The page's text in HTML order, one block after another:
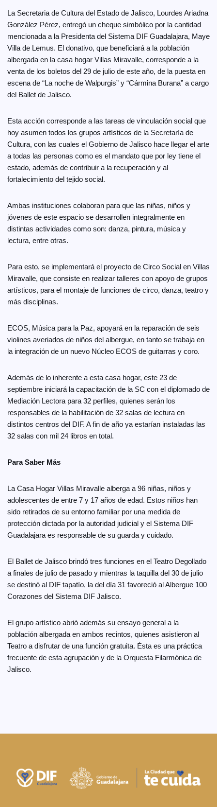
La Secretaria de Cultura del Estado de Jalisco, Lourdes Ariadna
González Pérez, entregó un cheque simbólico por la cantidad
mencionada a la Presidenta del Sistema DIF Guadalajara, Maye
Villa de Lemus. El donativo, que beneficiará a la población
albergada en la casa hogar Villas Miravalle, corresponde a la
venta de los boletos del 29 de julio de este año, de la puesta en
escena de “La noche de Walpurgis” y “Cármina Burana” a cargo
del Ballet de Jalisco.
Esta acción corresponde a las tareas de vinculación social que
hoy asumen todos los grupos artísticos de la Secretaría de
Cultura, con las cuales el Gobierno de Jalisco hace llegar el arte
a todas las personas como es el mandato que por ley tiene el
estado, además de contribuir a la recuperación y al
fortalecimiento del tejido social.
Ambas instituciones colaboran para que las niñas, niños y
jóvenes de este espacio se desarrollen integralmente en
distintas actividades como son: danza, pintura, música y
lectura, entre otras.
Para esto, se implementará el proyecto de Circo Social en Villas
Miravalle, que consiste en realizar talleres con apoyo de grupos
artísticos, para el montaje de funciones de circo, danza, teatro y
más disciplinas.
ECOS, Música para la Paz, apoyará en la reparación de seis
violines averiados de niños del albergue, en tanto se trabaja en
la integración de un nuevo Núcleo ECOS de guitarras y coro.
Además de lo inherente a esta casa hogar, este 23 de
septiembre iniciará la capacitación de la SC con el diplomado de
Mediación Lectora para 32 perfiles, quienes serán los
responsables de la habilitación de 32 salas de lectura en
distintos centros del DIF. A fin de año ya estarían instaladas las
32 salas con mil 24 libros en total.
Para Saber Más
La Casa Hogar Villas Miravalle alberga a 96 niñas, niños y
adolescentes de entre 7 y 17 años de edad. Estos niños han
sido retirados de su entorno familiar por una medida de
protección dictada por la autoridad judicial y el Sistema DIF
Guadalajara es responsable de su guarda y cuidado.
El Ballet de Jalisco brindó tres funciones en el Teatro Degollado
a finales de julio de pasado y mientras la taquilla del 30 de julio
se destinó al DIF tapatío, la del día 31 favoreció al Albergue 100
Corazones del Sistema DIF Jalisco.
El grupo artístico abrió además su ensayo general a la
población albergada en ambos recintos, quienes asistieron al
Teatro a disfrutar de una función gratuita. Ésta es una práctica
frecuente de esta agrupación y de la Orquesta Filarmónica de
Jalisco.